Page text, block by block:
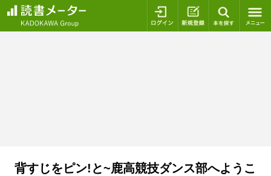
ログイン 新規登録
背すじをピン!と~鹿高競技ダンス部へようこ